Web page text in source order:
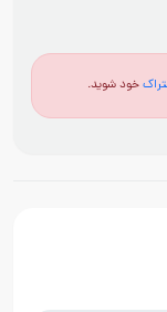
خود شوید.